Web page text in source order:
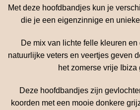
Met deze hoofdbandjes kun je
die je een eigenzinnige en
De mix van lichte felle kleuren en
natuurlijke veters en veertjes geven
het zomerse vrije Ibiza
Deze hoofdbandjes zijn
koorden met een mooie donkere